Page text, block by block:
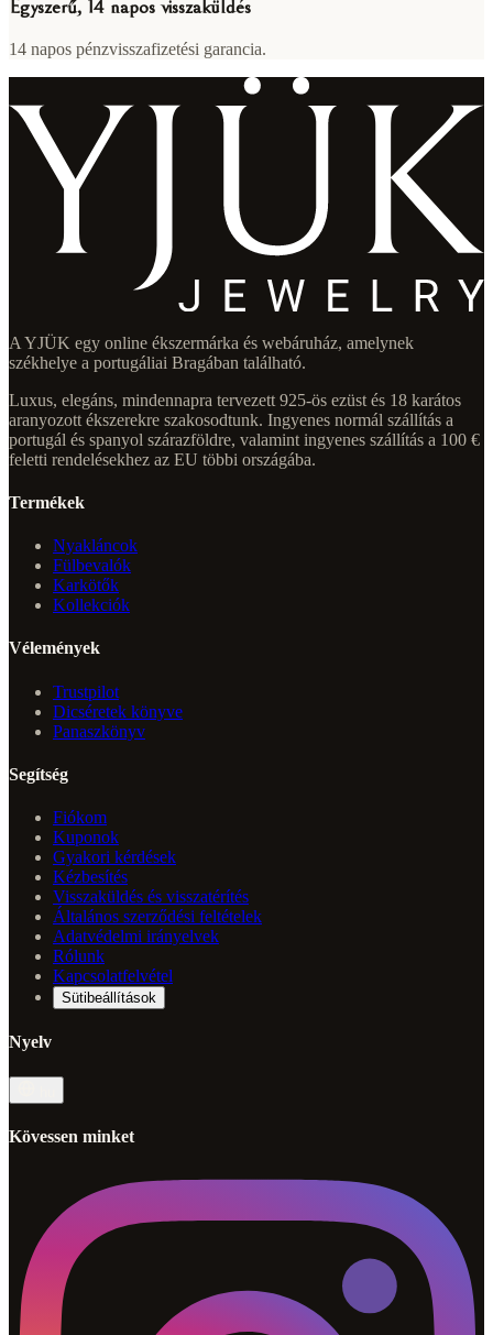
Egyszerű, 14 napos visszaküldés
14 napos pénzvisszafizetési garancia.
A YJÜK egy online ékszermárka és webáruház, amelynek
székhelye a portugáliai Bragában található.
Luxus, elegáns, mindennapra tervezett 925-ös ezüst és 18 karátos
aranyozott ékszerekre szakosodtunk. Ingyenes normál szállítás a
portugál és spanyol szárazföldre, valamint ingyenes szállítás a 100 €
feletti rendelésekhez az EU többi országába.
Termékek
Nyakláncok
Fülbevalók
Karkötők
Kollekciók
Vélemények
Trustpilot
Dicséretek könyve
Panaszkönyv
Segítség
Fiókom
Kuponok
Gyakori kérdések
Kézbesítés
Visszaküldés és visszatérítés
Általános szerződési feltételek
Adatvédelmi irányelvek
Rólunk
Kapcsolatfelvétel
Sütibeállítások
Nyelv
Kövessen minket